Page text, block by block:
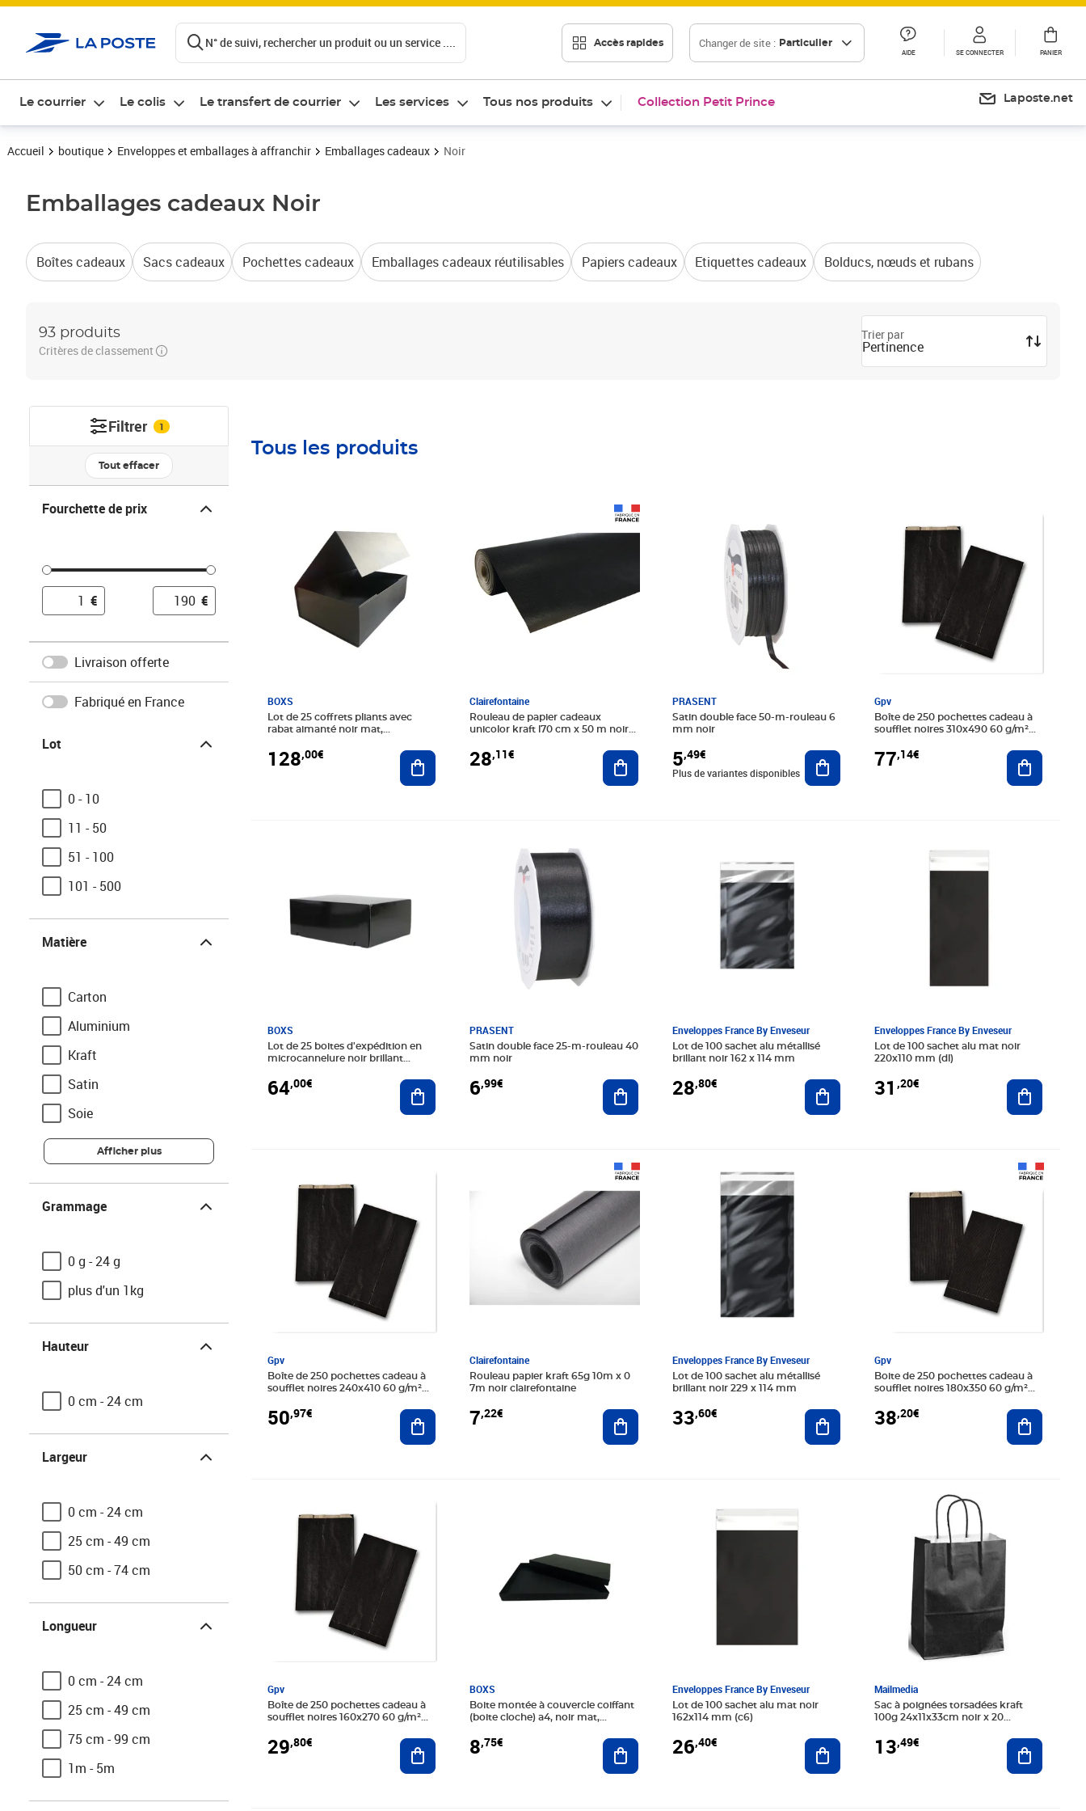
N° de suivi, rechercher un produit ou un service .... Accès rapides Changer de site : Particulier
AIDE SE CONNECTER PANIER
Le courrier Le colis Le transfert de courrier Les services Tous nos produits Collection Petit Prince Laposte.net
Accueil boutique Enveloppes et emballages à affranchir Emballages cadeaux Noir
Emballages cadeaux Noir
Boîtes cadeaux Sacs cadeaux Pochettes cadeaux Emballages cadeaux réutilisables Papiers cadeaux Etiquettes cadeaux Bolducs, nœuds et rubans
93 produits
Critères de classement
Trier par
Pertinence
Filtrer 1
Tout effacer
Fourchette de prix
€ €
Livraison offerte
Fabriqué en France
Lot
0 - 10
11 - 50
51 - 100
101 - 500
Matière
Carton
Aluminium
Kraft
Satin
Soie
Afficher plus
Grammage
0 g - 24 g
plus d'un 1kg
Hauteur
0 cm - 24 cm
Largeur
0 cm - 24 cm
25 cm - 49 cm
50 cm - 74 cm
Longueur
0 cm - 24 cm
25 cm - 49 cm
75 cm - 99 cm
1m - 5m
Tous les produits
BOXS
Lot de 25 coffrets pliants avec
rabat aimanté noir mat,
128,00€ Ajouter au panier
Clairefontaine
Rouleau de papier cadeaux
unicolor kraft l70 cm x 50 m noir
28,11€ Ajouter au panier
PRASENT
Satin double face 50-m-rouleau 6
mm noir
5,49€
Plus de variantes disponibles
Ajouter au panier
Gpv
Boîte de 250 pochettes cadeau à
soufflet noires 310x490 60 g/m²
77,14€ Ajouter
BOXS
Lot de 25 boites d'expédition en
microcannelure noir brillant
64,00€ Ajouter au panier
PRASENT
Satin double face 25-m-rouleau 40
mm noir
6,99€ Ajouter au panier
Enveloppes France By Enveseur
Lot de 100 sachet alu métallisé
brillant noir 162 x 114 mm
28,80€ Ajouter au panier
Enveloppes France By Enveseur
Lot de 100 sachet alu mat noir
220x110 mm (dl)
31 ,20€ Ajouter
Gpv
Boîte de 250 pochettes cadeau à
soufflet noires 240x410 60 g/m²
50,97€ Ajouter au panier
Clairefontaine
Rouleau papier kraft 65g 10m x 0
7m noir clairefontaine
7,22€ Ajouter au panier
Enveloppes France By Enveseur
Lot de 100 sachet alu métallisé
brillant noir 229 x 114 mm
33,60€
Prix 33,60€
Ajouter au panier
Gpv
Boite de 250 pochettes cadeau à
soufflet noires 180x350 60 g/m²
38,20€ Ajouter
Gpv
Boîte de 250 pochettes cadeau à
soufflet noires 160x270 60 g/m²
29,80€ Ajouter au panier
BOXS
Boite montée à couvercle coiffant
(boite cloche) a4, noir mat,
8,75€ Ajouter au panier
Enveloppes France By Enveseur
Lot de 100 sachet alu mat noir
162x114 mm (c6)
26,40€ Ajouter au panier
Mailmedia
Sac à poignées torsadées kraft
100g 24x11x33cm noir x 20
13,49€
Prix 13,49€
Ajouter